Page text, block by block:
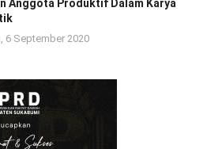
Anggota Produktif Dalam Karya
6 September 2020